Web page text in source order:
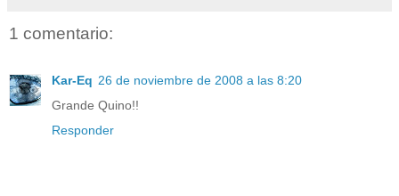
1 comentario:
Kar-Eq 26 de noviembre de 2008 a las 8:20
Grande Quino!!
Responder